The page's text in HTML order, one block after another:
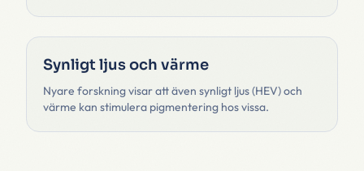
Synligt ljus och värme
Nyare forskning visar att även synligt ljus (HEV) och
värme kan stimulera pigmentering hos vissa.